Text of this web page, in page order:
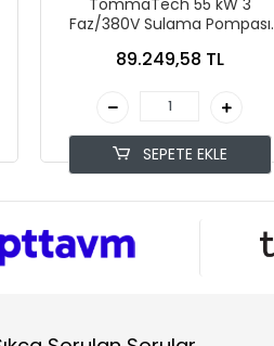
Faz/380V Sulama Pompası
89.249,58 TL
SEPETE EKLE